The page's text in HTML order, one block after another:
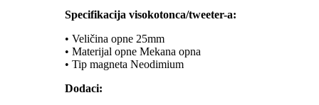
Specifikacija visokotonca/tweeter-a:
• Veličina opne 25mm
• Materijal opne Mekana opna
• Tip magneta Neodimium
Dodaci: